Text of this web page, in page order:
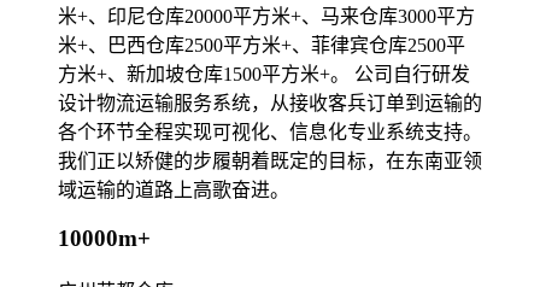
米+、印尼仓库20000平方米+、马来仓库3000平方
米+、巴西仓库2500平方米+、菲律宾仓库2500平
方米+、新加坡仓库1500平方米+。 公司自行研发
设计物流运输服务系统，从接收客兵订单到运输的
各个环节全程实现可视化、信息化专业系统支持。
我们正以矫健的步履朝着既定的目标，在东南亚领
域运输的道路上高歌奋进。
10000m+